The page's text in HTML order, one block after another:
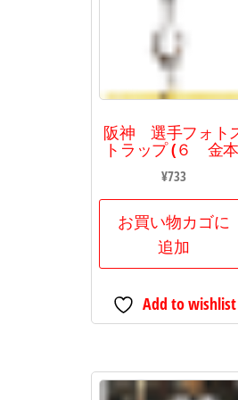
阪神 選手フォト
トラップ (６ 金
¥733
お買い物カゴに
追加
Add to wishlist